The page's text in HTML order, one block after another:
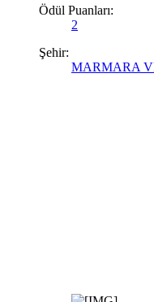
Ödül Puanları:
2
Şehir:
MARMARA